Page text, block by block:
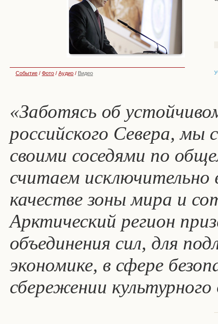
Событие / Фото / Аудио / Видео
«Заботясь об
российского Севера, мы
своими соседями по
считаем
качестве зоны мира и
Арктический регион
объединения сил, для
экономике, в сфере
сбережении